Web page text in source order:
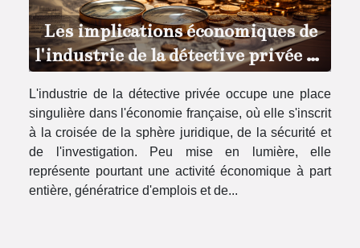
Les implications économiques de
l'industrie de la détective privée en
France
L'industrie de la détective privée occupe une place
singulière dans l'économie française, où elle s'inscrit
à la croisée de la sphère juridique, de la sécurité et
de l'investigation. Peu mise en lumière, elle
représente pourtant une activité économique à part
entière, génératrice d'emplois et de...